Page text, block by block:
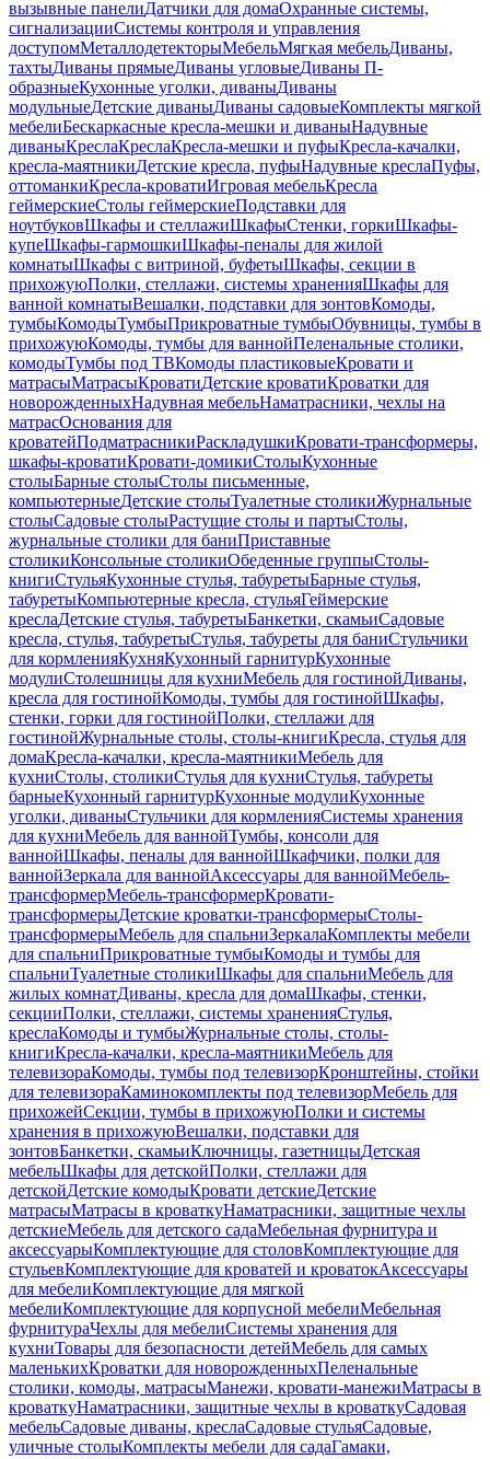
вызывные панелиДатчики для домаОхранные системы,
сигнализацииСистемы контроля и управления
доступомМеталлодетекторыМебельМягкая мебельДиваны,
тахтыДиваны прямыеДиваны угловыеДиваны П-
образныеКухонные уголки, диваныДиваны
модульныеДетские диваныДиваны садовыеКомплекты мягкой
мебелиБескаркасные кресла-мешки и диваныНадувные
диваныКреслаКреслаКресла-мешки и пуфыКресла-качалки,
кресла-маятникиДетские кресла, пуфыНадувные креслаПуфы,
оттоманкиКресла-кроватиИгровая мебельКресла
геймерскиеСтолы геймерскиеПодставки для
ноутбуковШкафы и стеллажиШкафыСтенки, горкиШкафы-
купеШкафы-гармошкиШкафы-пеналы для жилой
комнатыШкафы с витриной, буфетыШкафы, секции в
прихожуюПолки, стеллажи, системы храненияШкафы для
ванной комнатыВешалки, подставки для зонтовКомоды,
тумбыКомодыТумбыПрикроватные тумбыОбувницы, тумбы в
прихожуюКомоды, тумбы для ваннойПеленальные столики,
комодыТумбы под ТВКомоды пластиковыеКровати и
матрасыМатрасыКроватиДетские кроватиКроватки для
новорожденныхНадувная мебельНаматрасники, чехлы на
матрасОснования для
кроватейПодматрасникиРаскладушкиКровати-трансформеры,
шкафы-кроватиКровати-домикиСтолыКухонные
столыБарные столыСтолы письменные,
компьютерныеДетские столыТуалетные столикиЖурнальные
столыСадовые столыРастущие столы и партыСтолы,
журнальные столики для баниПриставные
столикиКонсольные столикиОбеденные группыСтолы-
книгиСтульяКухонные стулья, табуретыБарные стулья,
табуретыКомпьютерные кресла, стульяГеймерские
креслаДетские стулья, табуретыБанкетки, скамьиСадовые
кресла, стулья, табуретыСтулья, табуреты для баниСтульчики
для кормленияКухняКухонный гарнитурКухонные
модулиСтолешницы для кухниМебель для гостинойДиваны,
кресла для гостинойКомоды, тумбы для гостинойШкафы,
стенки, горки для гостинойПолки, стеллажи для
гостинойЖурнальные столы, столы-книгиКресла, стулья для
домаКресла-качалки, кресла-маятникиМебель для
кухниСтолы, столикиСтулья для кухниСтулья, табуреты
барныеКухонный гарнитурКухонные модулиКухонные
уголки, диваныСтульчики для кормленияСистемы хранения
для кухниМебель для ваннойТумбы, консоли для
ваннойШкафы, пеналы для ваннойШкафчики, полки для
ваннойЗеркала для ваннойАксессуары для ваннойМебель-
трансформерМебель-трансформерКровати-
трансформерыДетские кроватки-трансформерыСтолы-
трансформерыМебель для спальниЗеркалаКомплекты мебели
для спальниПрикроватные тумбыКомоды и тумбы для
спальниТуалетные столикиШкафы для спальниМебель для
жилых комнатДиваны, кресла для домаШкафы, стенки,
секцииПолки, стеллажи, системы храненияСтулья,
креслаКомоды и тумбыЖурнальные столы, столы-
книгиКресла-качалки, кресла-маятникиМебель для
телевизораКомоды, тумбы под телевизорКронштейны, стойки
для телевизораКаминокомплекты под телевизорМебель для
прихожейСекции, тумбы в прихожуюПолки и системы
хранения в прихожуюВешалки, подставки для
зонтовБанкетки, скамьиКлючницы, газетницыДетская
мебельШкафы для детскойПолки, стеллажи для
детскойДетские комодыКровати детскиеДетские
матрасыМатрасы в кроваткуНаматрасники, защитные чехлы
детскиеМебель для детского садаМебельная фурнитура и
аксессуарыКомплектующие для столовКомплектующие для
стульевКомплектующие для кроватей и кроватокАксессуары
для мебелиКомплектующие для мягкой
мебелиКомплектующие для корпусной мебелиМебельная
фурнитураЧехлы для мебелиСистемы хранения для
кухниТовары для безопасности детейМебель для самых
маленькихКроватки для новорожденныхПеленальные
столики, комоды, матрасыМанежи, кровати-манежиМатрасы в
кроваткуНаматрасники, защитные чехлы в кроваткуСадовая
мебельСадовые диваны, креслаСадовые стульяСадовые,
уличные столыКомплекты мебели для садаГамаки,